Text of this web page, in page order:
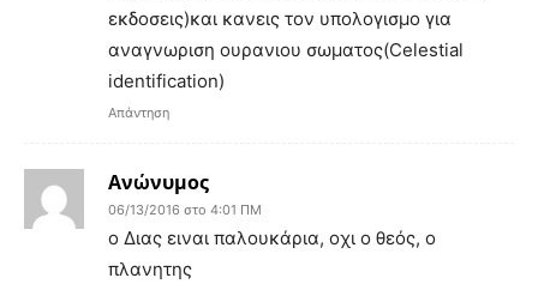
εκδοσεις)και κανεις τον υπολογισμο για
αναγνωριση ουρανιου σωματος(Celestial
identification)
Απάντηση
Ανώνυμος
06/13/2016 στο 4:01 ΠΜ
o Διας ειναι παλουκάρια, οχι ο θεός, ο
πλανητης